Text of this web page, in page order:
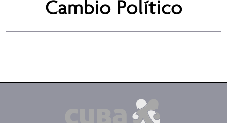
Cambio Político